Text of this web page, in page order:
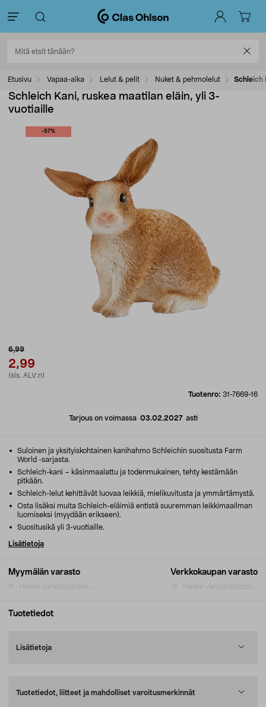
Etusivu Vapaa-aika Lelut & pelit Nuket & pehmolelut Schleich
Schleich Kani, ruskea maatilan eläin, yli 3-
vuotiaille
-57%
6,99
2,99
(sis. ALV:n)
Tuotenro: 31-7669-16
Tarjous on voimassa 03.02.2027asti
Myymälän varasto Verkkokaupan varasto
Suloinen ja yksityiskohtainen kanihahmo Schleichin suositusta Farm
World -sarjasta.
Schleich-kani – käsinmaalattu ja todenmukainen, tehty kestämään
pitkään.
Schleich-lelut kehittävät luovaa leikkiä, mielikuvitusta ja ymmärtämystä.
Osta lisäksi muita Schleich-eläimiä entistä suuremman leikkimaailman
luomiseksi (myydään erikseen).
Suositusikä yli 3-vuotiaille.
Lisätietoja
Tuotetiedot
Lisätietoja
Tuotetiedot, liitteet ja mahdolliset varoitusmerkinnät